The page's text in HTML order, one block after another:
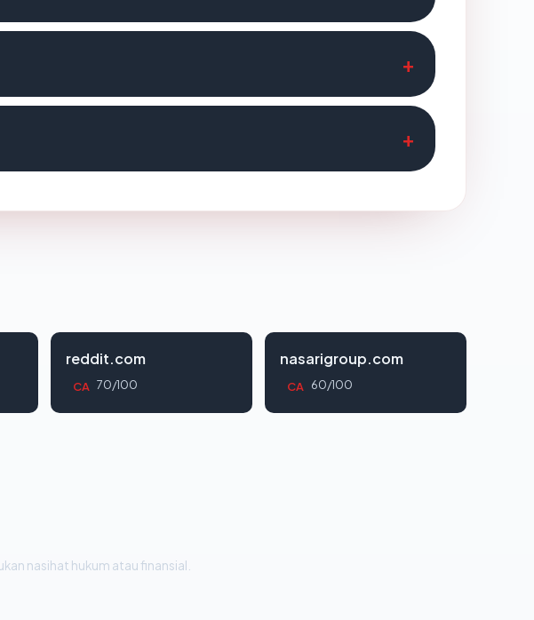
reddit.com
CA 70/100
nasarigroup.com
CA 60/100
nasihat hukum atau finansial.